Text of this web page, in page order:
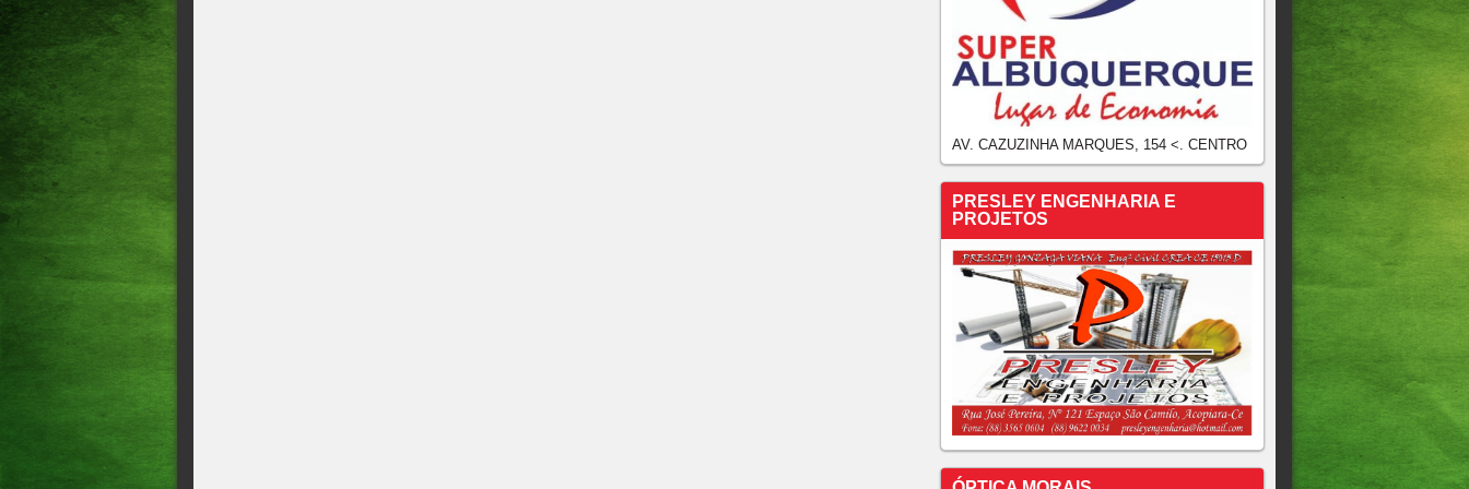
AV. CAZUZINHA MARQUES, 154 <. CENTRO
PRESLEY ENGENHARIA E
PROJETOS